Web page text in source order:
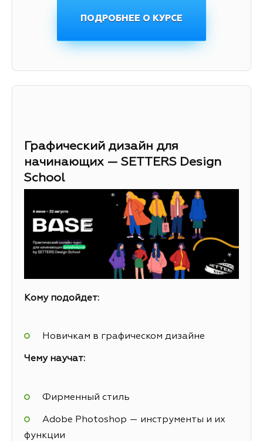
ПОДРОБНЕЕ О КУРСЕ
Графический дизайн для
начинающих — SETTERS Design
School
Кому подойдет:
Новичкам в графическом дизайне
Чему научат:
Фирменный стиль
Adobe Photoshop — инструменты и их
функции